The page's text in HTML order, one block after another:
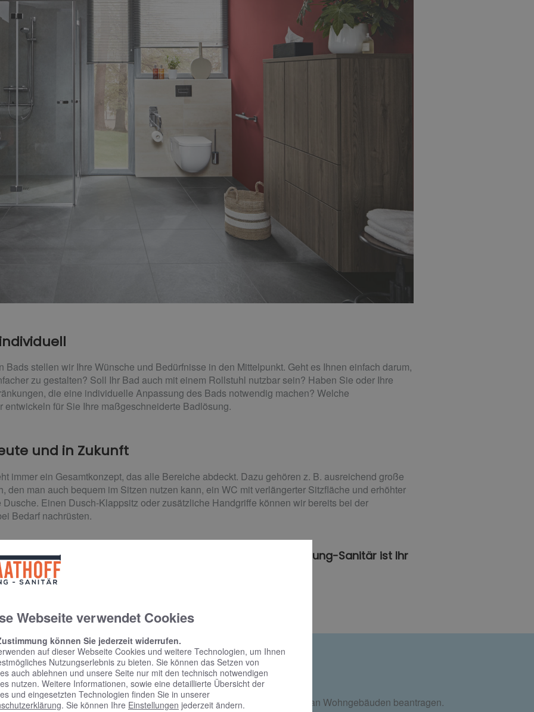
Bads stellen wir Ihre Wünsche und Bedürfnisse in den Mittelpunkt. Geht es Ihnen einfach darum,
zu gestalten? Soll Ihr Bad auch mit einem Rollstuhl nutzbar sein? Haben Sie oder Ihre
die eine individuelle Anpassung des Bads notwendig machen? Welche
für Sie Ihre maßgeschneiderte Badlösung.
und in Zukunft
immer ein Gesamtkonzept, das alle Bereiche abdeckt. Dazu gehören z. B. ausreichend große
den man auch bequem im Sitzen nutzen kann, ein WC mit verlängerter Sitzfläche und erhöhter
Einen Dusch-Klappsitz oder zusätzliche Handgriffe können wir bereits bei der
Bedarf nachrüsten.
Sie sich ganz persönlich beraten. André Saathoff Heizung-Sanitär ist Ihr
Badumbau wieder verfügbar
als Mieter wieder Zuschüsse für Maßnahmen zur Barrierereduzierung an Wohngebäuden beantragen.
Webseite verwendet Cookies
können Sie jederzeit widerrufen.
auf dieser Webseite Cookies und weitere Technologien, um Ihnen
Nutzungserlebnis zu bieten. Sie können das Setzen von
auch ablehnen und unsere Seite nur mit den technisch notwendigen
nutzen. Weitere Informationen, sowie eine detaillierte Übersicht der
und eingesetzten Technologien finden Sie in unserer
. Sie können Ihre Einstellungen jederzeit ändern.